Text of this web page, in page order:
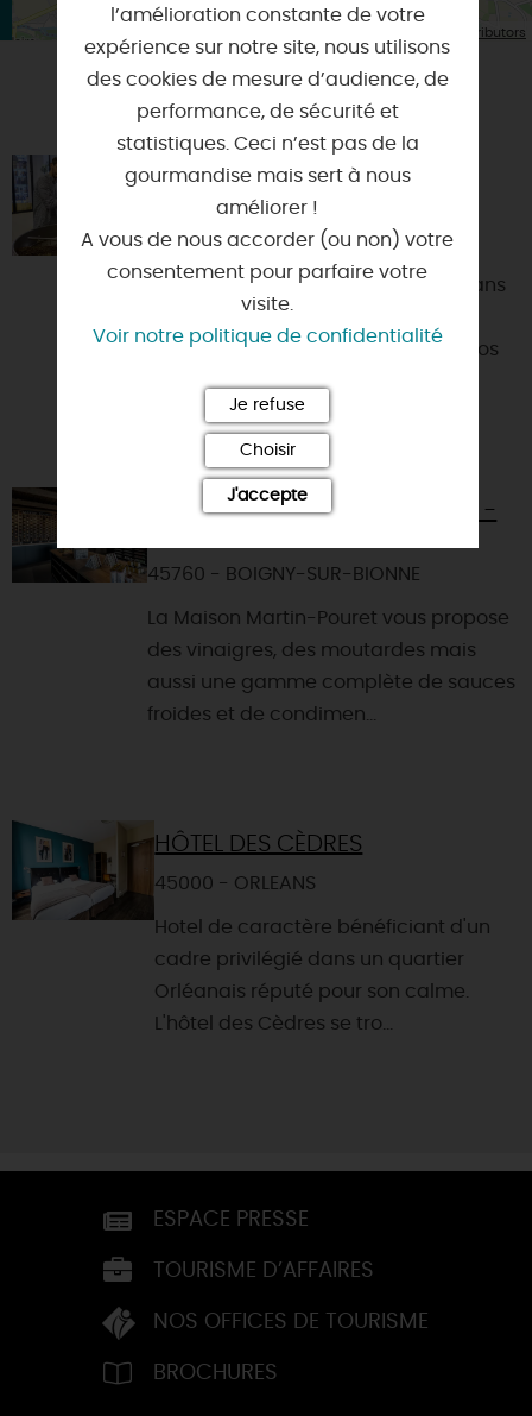
OpenStreetMap contributors
VOUS AIMEREZ AUSSI
ATELIERS DES COMPTOIRS
JEANNE D'ARC
45000 - ORLEANS
Sous la main du torréfacteur ou dans
naissent des instants d’émotion. Nos
ateliers dévoilent le...
LA BOUTIQUE MARTIN-POURET -
45760 - BOIGNY-SUR-BIONNE
La Maison Martin-Pouret vous propose
des vinaigres, des moutardes mais
aussi une gamme complète de sauces
froides et de condimen...
HÔTEL DES CÈDRES
45000 - ORLEANS
Hotel de caractère bénéficiant d'un
cadre privilégié dans un quartier
Orléanais réputé pour son calme.
L'hôtel des Cèdres se tro...
ESPACE PRESSE
TOURISME D’AFFAIRES
NOS OFFICES DE TOURISME
BROCHURES
l’amélioration constante de votre
expérience sur notre site, nous utilisons
des cookies de mesure d’audience, de
performance, de sécurité et
statistiques. Ceci n’est pas de la
gourmandise mais sert à nous
améliorer !
A vous de nous accorder (ou non) votre
consentement pour parfaire votre
visite.
Voir notre politique de confidentialité
Je refuse
Choisir
J'accepte